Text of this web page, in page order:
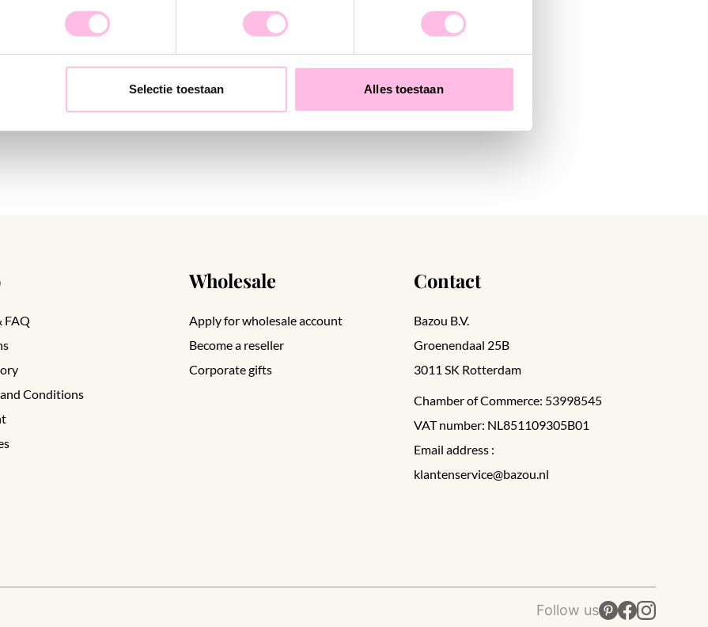
Selectie toestaan Alles toestaan
FAQ
Conditions
Wholesale
Apply for wholesale account
Become a reseller
Corporate gifts
Contact
Bazou B.V.
Groenendaal 25B
3011 SK Rotterdam
Chamber of Commerce: 53998545
VAT number: NL851109305B01
Email address :
klantenservice@bazou.nl
Follow us